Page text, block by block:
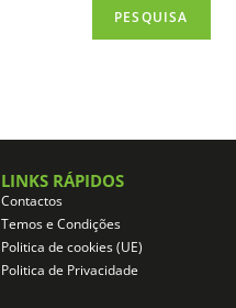
PESQUISA
LINKS RÁPIDOS
Contactos
Temos e Condições
Politica de cookies (UE)
Politica de Privacidade